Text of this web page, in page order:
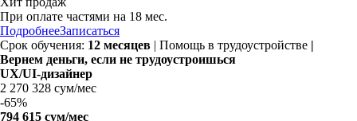
При оплате частями на 18 мес.
ПодробнееЗаписаться
Срок обучения: 12 месяцев | Помощь в трудоустройстве |
Вернем деньги, если не трудоустроишься
UX/UI-дизайнер
2 270 328 сум/мес
-65%
794 615 сум/мес